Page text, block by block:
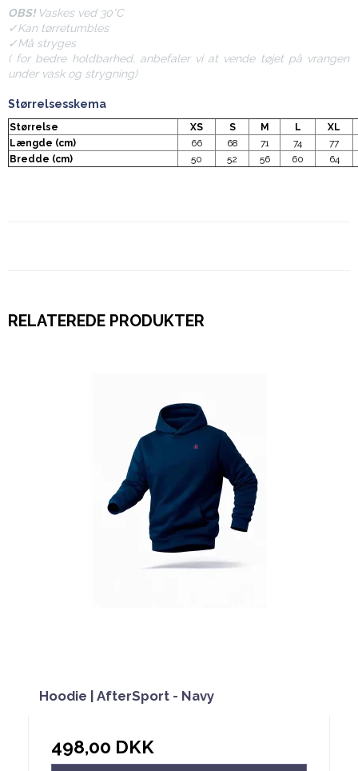
OBS! Vaskes ved 30°C
✓Kan tørretumbles
✓Må stryges
( for bedre holdbarhed, anbefaler vi at vende tøjet på vrangen
under vask og strygning)
Størrelsesskema
Størrelse XS S M L
XL
Længde (cm)
66 68 71 74
77
Bredde (cm)
50 52 56 60 64
RELATEREDE PRODUKTER
Hoodie | AfterSport - Navy
498,00 DKK